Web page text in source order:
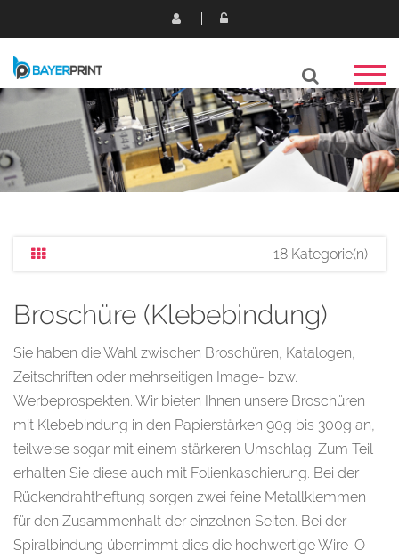
18 Kategorie(n)
Broschüre (Klebebindung)
Sie haben die Wahl zwischen Broschüren, Katalogen,
Zeitschriften oder mehrseitigen Image- bzw.
Werbeprospekten. Wir bieten Ihnen unsere Broschüren
mit Klebebindung in den Papierstärken 90g bis 300g an,
teilweise sogar mit einem stärkeren Umschlag. Zum Teil
erhalten Sie diese auch mit Folienkaschierung. Bei der
Rückendrahtheftung sorgen zwei feine Metallklemmen
für den Zusammenhalt der einzelnen Seiten. Bei der
Spiralbindung übernimmt dies die hochwertige Wire-O-